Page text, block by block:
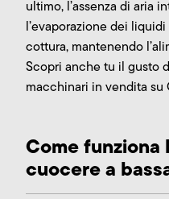
ultimo, l’assenza di aria
l’evaporazione dei
cottura, mantenendo
Scopri anche tu il gusto
macchinari in vendita su
Come
cuocere a